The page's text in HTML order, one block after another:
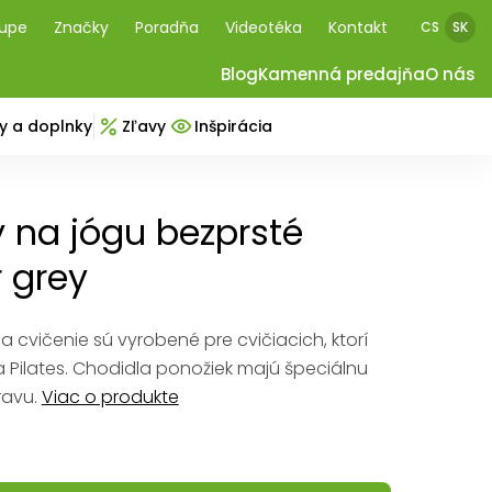
Značky Poradňa Videotéka Kontakt CS SK
BlogKamenná predajňaO nás
a doplnky Zľavy Inšpirácia
na jógu bezprsté
grey
cvičenie sú vyrobené pre cvičiacich, ktorí
Pilates. Chodidla ponožiek majú špeciálnu
Viac o produkte